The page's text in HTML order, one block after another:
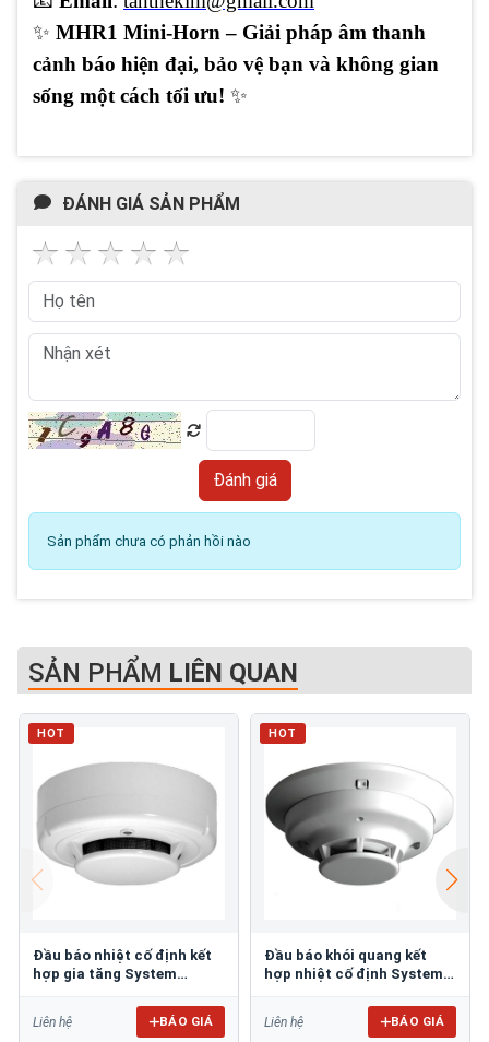
✨ MHR1 Mini-Horn – Giải pháp âm thanh
cảnh báo hiện đại, bảo vệ bạn và không gian
sống một cách tối ưu! ✨
ĐÁNH GIÁ SẢN PHẨM
Sản phẩm chưa có phản hồi nào
SẢN PHẨM LIÊN QUAN
HOT
Đầu báo nhiệt cố định kết
hợp gia tăng System
Liên hệ BÁO GIÁ
HOT
Đầu báo khói quang kết
hợp nhiệt cố định System
Liên hệ BÁO GIÁ